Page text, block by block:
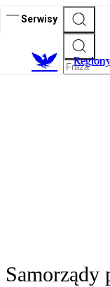
Serwisy
R
Samorządy